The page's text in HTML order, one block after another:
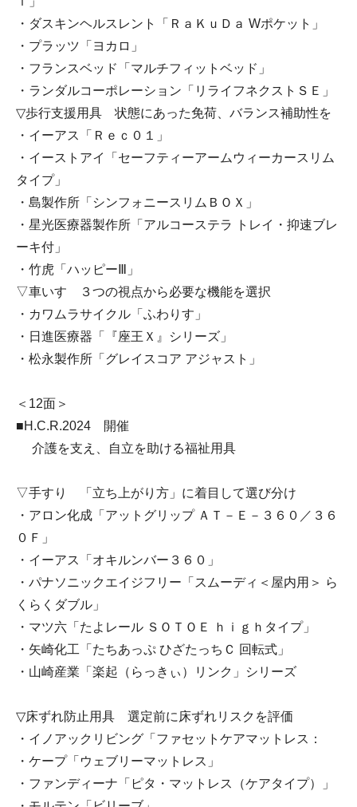
・ダスキンヘルスレント「ＲａＫｕＤａ Wポケット」
・プラッツ「ヨカロ」
・フランスベッド「マルチフィットベッド」
・ランダルコーポレーション「リライフネクストＳＥ」
▽歩行支援用具 状態にあった免荷、バランス補助性を
・イーアス「Ｒｅｃ０１」
・イーストアイ「セーフティーアームウィーカースリム
タイプ」
・島製作所「シンフォニースリムＢＯＸ」
・星光医療器製作所「アルコーステラ トレイ・抑速ブレ
ーキ付」
・竹虎「ハッピーⅢ」
▽車いす ３つの視点から必要な機能を選択
・カワムラサイクル「ふわりす」
・日進医療器「『座王Ｘ』シリーズ」
・松永製作所「グレイスコア アジャスト」
＜12面＞
■H.C.R.2024 開催
介護を支え、自立を助ける福祉用具
▽手すり 「立ち上がり方」に着目して選び分け
・アロン化成「アットグリップ ＡＴ－Ｅ－３６０／３６
０Ｆ」
・イーアス「オキルンバー３６０」
・パナソニックエイジフリー「スムーディ＜屋内用＞ ら
くらくダブル」
・マツ六「たよレール ＳＯＴＯＥ ｈｉｇｈタイプ」
・矢崎化工「たちあっぷ ひざたっちＣ 回転式」
・山崎産業「楽起（らっきぃ）リンク」シリーズ
▽床ずれ防止用具 選定前に床ずれリスクを評価
・イノアックリビング「ファセットケアマットレス：
・ケープ「ウェブリーマットレス」
・ファンディーナ「ピタ・マットレス（ケアタイプ）」